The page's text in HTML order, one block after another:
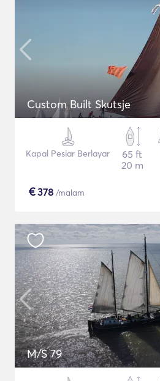
Custom Built Skutsje
Kapal Pesiar Berlayar
65 ft
20 m
€378 /malam
M/S 79